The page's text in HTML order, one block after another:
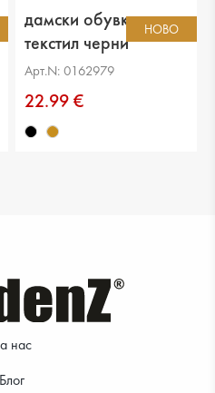
НОВО
дамски обувки
текстил черни
Арт.N: 0162979
22.99 €
нас
Блог